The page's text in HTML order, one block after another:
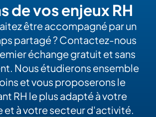
de vos enjeux RH
être accompagné par un
partagé ? Contactez-nous
échange gratuit et sans
Nous étudierons ensemble
et vous proposerons le
RH le plus adapté à votre
et à votre secteur d'activité.